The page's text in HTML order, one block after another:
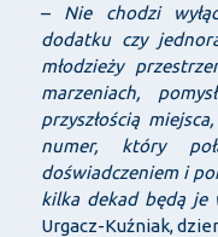
– Nie chodzi
dodatku czy
młodzieży
marzeniach,
przyszłością
numer, który
doświadczeniem i
kilka dekad będą je
Urgacz-Kuźniak,